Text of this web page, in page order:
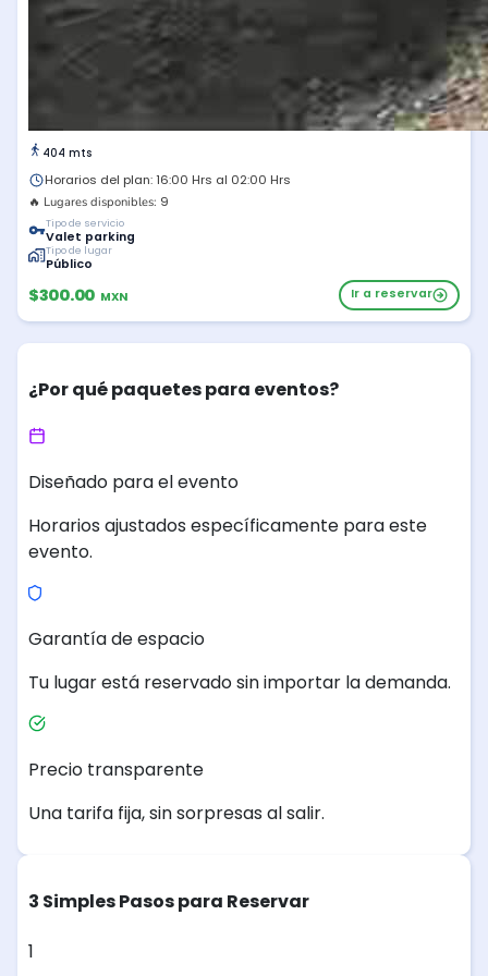
404 mts
Horarios del plan: 16:00 Hrs al 02:00 Hrs
🔥 Lugares disponibles: 9
Tipo de servicio
Valet parking
Tipo de lugar
Público
$300.00 MXN Ir a reservar
¿Por qué paquetes para eventos?
Diseñado para el evento
Horarios ajustados específicamente para este
evento.
Garantía de espacio
Tu lugar está reservado sin importar la demanda.
Precio transparente
Una tarifa fija, sin sorpresas al salir.
3 Simples Pasos para Reservar
1